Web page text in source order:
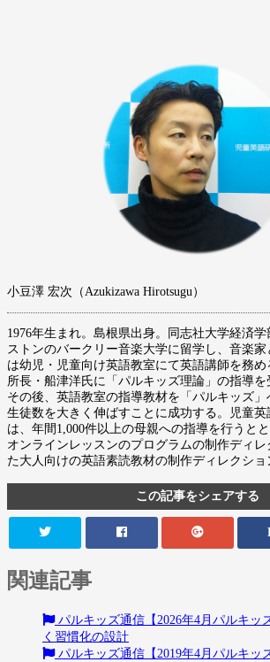
小豆澤 宏次（Azukizawa Hirotsugu）
1976年生まれ。島根県出身。同志社大学経済
ストンのバークリー音楽大学に留学し、音楽
は幼児・児童向け英語教室にて英語講師を務
所長・船津洋氏に「パルキッズ理論」の指導を
その後、英語教室の指導教材を「パルキッズ」
生徒数を大きく伸ばすことに成功する。児童
は、年間1,000件以上の母親への指導を行うと
オンラインレッスンのプログラムの制作ディレ
た大人向けの英語素読教材の制作ディレクショ
この記事をシェアする
関連記事
パルキッズ通信【2026年4月パルキッ
く習慣化の設計
パルキッズ通信【2019年4月パルキッ